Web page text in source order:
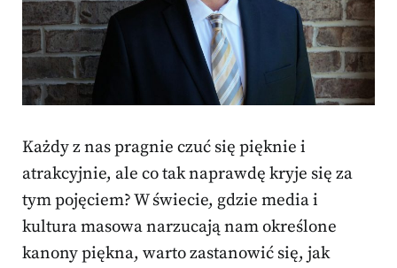
Każdy z nas pragnie czuć się pięknie i
atrakcyjnie, ale co tak naprawdę kryje się za
tym pojęciem? W świecie, gdzie media i
kultura masowa narzucają nam określone
kanony piękna, warto zastanowić się, jak